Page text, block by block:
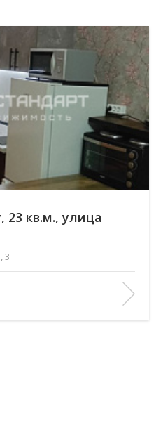
23 кв.м., улица
3
23/18/—
1
4/9